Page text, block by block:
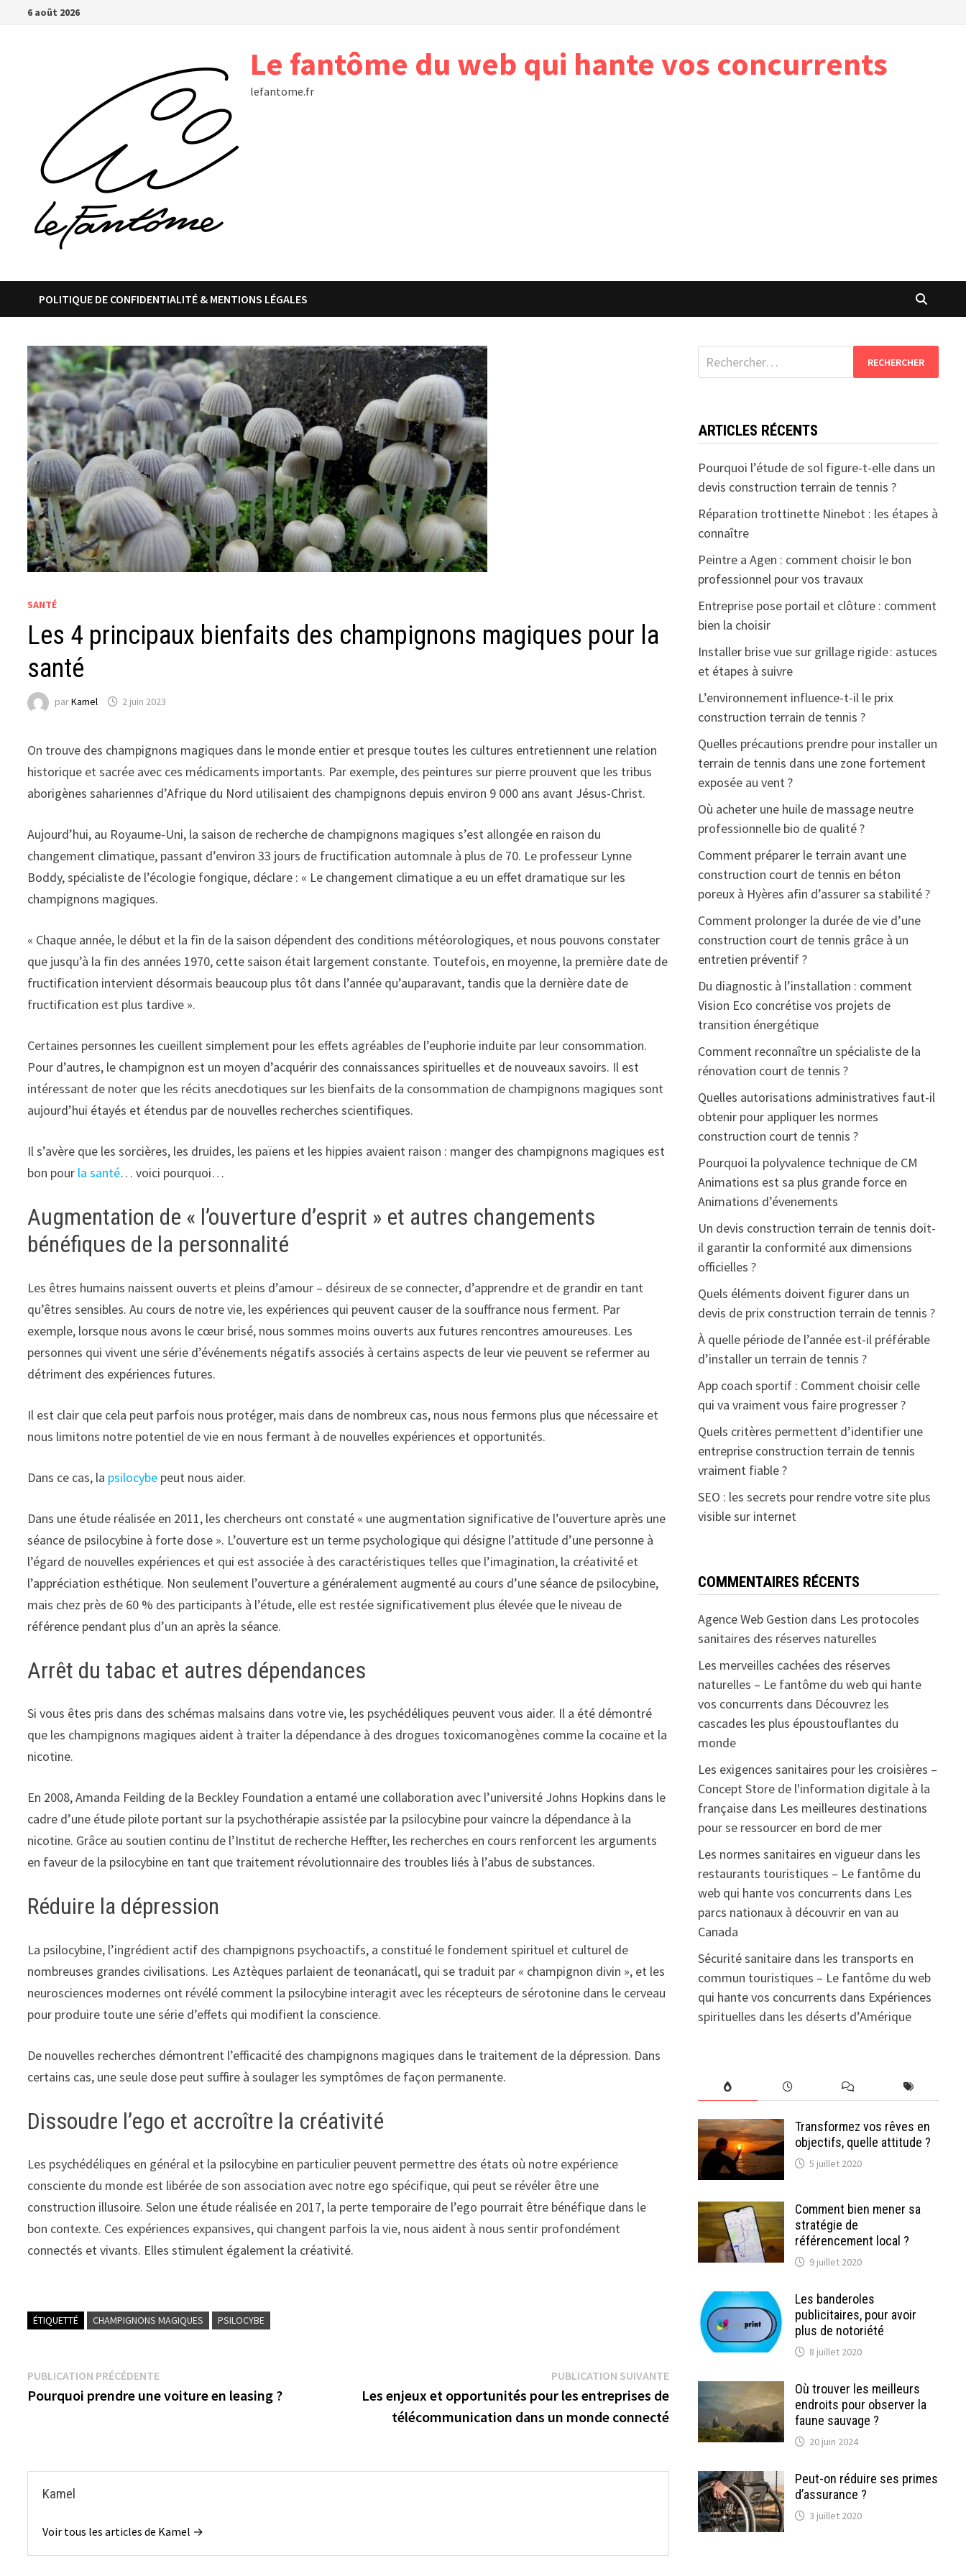
Passer6 août 2026
Le fantôme du web qui hante vos concurrents
lefantome.fr
POLITIQUE DE CONFIDENTIALITÉ & MENTIONS LÉGALES
SANTÉ
Les 4 principaux bienfaits des champignons magiques pour la
santé
parKamel 2 juin 2023
On trouve des champignons magiques dans le monde entier et presque toutes les cultures entretiennent une relation
historique et sacrée avec ces médicaments importants. Par exemple, des peintures sur pierre prouvent que les tribus
aborigènes sahariennes d’Afrique du Nord utilisaient des champignons depuis environ 9 000 ans avant Jésus-Christ.
Aujourd’hui, au Royaume-Uni, la saison de recherche de champignons magiques s’est allongée en raison du
changement climatique, passant d’environ 33 jours de fructification automnale à plus de 70. Le professeur Lynne
Boddy, spécialiste de l’écologie fongique, déclare : « Le changement climatique a eu un effet dramatique sur les
champignons magiques.
« Chaque année, le début et la fin de la saison dépendent des conditions météorologiques, et nous pouvons constater
que jusqu’à la fin des années 1970, cette saison était largement constante. Toutefois, en moyenne, la première date de
fructification intervient désormais beaucoup plus tôt dans l’année qu’auparavant, tandis que la dernière date de
fructification est plus tardive ».
Certaines personnes les cueillent simplement pour les effets agréables de l’euphorie induite par leur consommation.
Pour d’autres, le champignon est un moyen d’acquérir des connaissances spirituelles et de nouveaux savoirs. Il est
intéressant de noter que les récits anecdotiques sur les bienfaits de la consommation de champignons magiques sont
aujourd’hui étayés et étendus par de nouvelles recherches scientifiques.
Il s’avère que les sorcières, les druides, les païens et les hippies avaient raison : manger des champignons magiques est
bon pour la santé… voici pourquoi…
Augmentation de « l’ouverture d’esprit » et autres changements
bénéfiques de la personnalité
Les êtres humains naissent ouverts et pleins d’amour – désireux de se connecter, d’apprendre et de grandir en tant
qu’êtres sensibles. Au cours de notre vie, les expériences qui peuvent causer de la souffrance nous ferment. Par
exemple, lorsque nous avons le cœur brisé, nous sommes moins ouverts aux futures rencontres amoureuses. Les
personnes qui vivent une série d’événements négatifs associés à certains aspects de leur vie peuvent se refermer au
détriment des expériences futures.
Il est clair que cela peut parfois nous protéger, mais dans de nombreux cas, nous nous fermons plus que nécessaire et
nous limitons notre potentiel de vie en nous fermant à de nouvelles expériences et opportunités.
Dans ce cas, la psilocybe peut nous aider.
Dans une étude réalisée en 2011, les chercheurs ont constaté « une augmentation significative de l’ouverture après une
séance de psilocybine à forte dose ». L’ouverture est un terme psychologique qui désigne l’attitude d’une personne à
l’égard de nouvelles expériences et qui est associée à des caractéristiques telles que l’imagination, la créativité et
l’appréciation esthétique. Non seulement l’ouverture a généralement augmenté au cours d’une séance de psilocybine,
mais chez près de 60 % des participants à l’étude, elle est restée significativement plus élevée que le niveau de
référence pendant plus d’un an après la séance.
Arrêt du tabac et autres dépendances
Si vous êtes pris dans des schémas malsains dans votre vie, les psychédéliques peuvent vous aider. Il a été démontré
que les champignons magiques aident à traiter la dépendance à des drogues toxicomanogènes comme la cocaïne et la
nicotine.
En 2008, Amanda Feilding de la Beckley Foundation a entamé une collaboration avec l’université Johns Hopkins dans le
cadre d’une étude pilote portant sur la psychothérapie assistée par la psilocybine pour vaincre la dépendance à la
nicotine. Grâce au soutien continu de l’Institut de recherche Heffter, les recherches en cours renforcent les arguments
en faveur de la psilocybine en tant que traitement révolutionnaire des troubles liés à l’abus de substances.
Réduire la dépression
La psilocybine, l’ingrédient actif des champignons psychoactifs, a constitué le fondement spirituel et culturel de
nombreuses grandes civilisations. Les Aztèques parlaient de teonanácatl, qui se traduit par « champignon divin », et les
neurosciences modernes ont révélé comment la psilocybine interagit avec les récepteurs de sérotonine dans le cerveau
pour produire toute une série d’effets qui modifient la conscience.
De nouvelles recherches démontrent l’efficacité des champignons magiques dans le traitement de la dépression. Dans
certains cas, une seule dose peut suffire à soulager les symptômes de façon permanente.
Dissoudre l’ego et accroître la créativité
Les psychédéliques en général et la psilocybine en particulier peuvent permettre des états où notre expérience
consciente du monde est libérée de son association avec notre ego spécifique, qui peut se révéler être une
construction illusoire. Selon une étude réalisée en 2017, la perte temporaire de l’ego pourrait être bénéfique dans le
bon contexte. Ces expériences expansives, qui changent parfois la vie, nous aident à nous sentir profondément
connectés et vivants. Elles stimulent également la créativité.
ÉTIQUETTÉ CHAMPIGNONS MAGIQUES PSILOCYBE
Navigation
de
PUBLICATION PRÉCÉDENTEPublication
précédente :
Pourquoi prendre une voiture en leasing ?
PUBLICATION SUIVANTEPublication
suivante :
Les enjeux et opportunités pour les entreprises de
télécommunication dans un monde connecté
Kamel
Voir tous les articles de Kamel →
Rechercher :
ARTICLES RÉCENTS
Pourquoi l’étude de sol figure-t-elle dans un
devis construction terrain de tennis ?
Réparation trottinette Ninebot : les étapes à
connaître
Peintre a Agen : comment choisir le bon
professionnel pour vos travaux
Entreprise pose portail et clôture : comment
bien la choisir
Installer brise vue sur grillage rigide : astuces
et étapes à suivre
L’environnement influence-t-il le prix
construction terrain de tennis ?
Quelles précautions prendre pour installer un
terrain de tennis dans une zone fortement
exposée au vent ?
Où acheter une huile de massage neutre
professionnelle bio de qualité ?
Comment préparer le terrain avant une
construction court de tennis en béton
poreux à Hyères afin d’assurer sa stabilité ?
Comment prolonger la durée de vie d’une
construction court de tennis grâce à un
entretien préventif ?
Du diagnostic à l’installation : comment
Vision Eco concrétise vos projets de
transition énergétique
Comment reconnaître un spécialiste de la
rénovation court de tennis ?
Quelles autorisations administratives faut-il
obtenir pour appliquer les normes
construction court de tennis ?
Pourquoi la polyvalence technique de CM
Animations est sa plus grande force en
Animations d’évenements
Un devis construction terrain de tennis doit-
il garantir la conformité aux dimensions
officielles ?
Quels éléments doivent figurer dans un
devis de prix construction terrain de tennis ?
À quelle période de l’année est-il préférable
d’installer un terrain de tennis ?
App coach sportif : Comment choisir celle
qui va vraiment vous faire progresser ?
Quels critères permettent d’identifier une
entreprise construction terrain de tennis
vraiment fiable ?
SEO : les secrets pour rendre votre site plus
visible sur internet
COMMENTAIRES RÉCENTS
Agence Web Gestion dans Les protocoles
sanitaires des réserves naturelles
Les merveilles cachées des réserves
naturelles – Le fantôme du web qui hante
vos concurrents dans Découvrez les
cascades les plus époustouflantes du
monde
Les exigences sanitaires pour les croisières –
Concept Store de l'information digitale à la
françaisedans Les meilleures destinations
pour se ressourcer en bord de mer
Les normes sanitaires en vigueur dans les
restaurants touristiques – Le fantôme du
web qui hante vos concurrents dans Les
parcs nationaux à découvrir en van au
Canada
Sécurité sanitaire dans les transports en
commun touristiques – Le fantôme du web
qui hante vos concurrents dans Expériences
spirituelles dans les déserts d’Amérique
Transformez vos rêves en
objectifs, quelle attitude ?
5 juillet 2020
Comment bien mener sa
stratégie de
référencement local ?
9 juillet 2020
Les banderoles
publicitaires, pour avoir
plus de notoriété
8 juillet 2020
Où trouver les meilleurs
endroits pour observer la
faune sauvage ?
20 juin 2024
Peut-on réduire ses primes
d’assurance ?
3 juillet 2020